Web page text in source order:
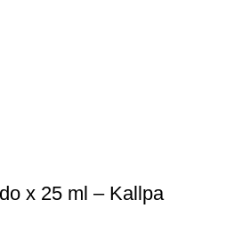
x 25 ml – Kallpa